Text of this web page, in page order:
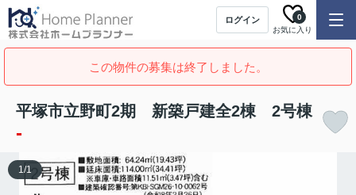
ログイン
お気に入り
0
この物件の募集は終了しました。
平塚市立野町2期 新築戸建全2棟 2号棟
-
1/1